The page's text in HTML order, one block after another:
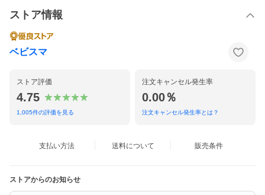
ストア情報
ベビスマ
ストア評価
4.75
1,005件の評価を見る
注文キャンセル発生率
0.00％
注文キャンセル発生率とは？
支払い方法 送料について 販売条件
ストアからのお知らせ